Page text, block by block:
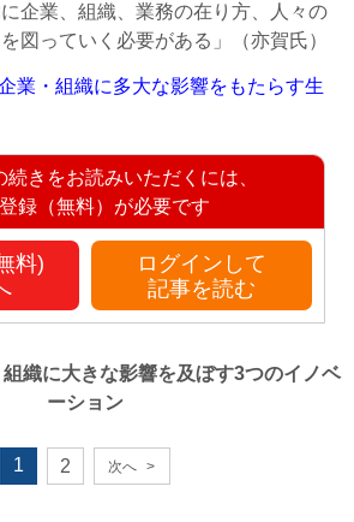
企業、組織、業務の在り方、人々の
図っていく必要がある」（亦賀氏）
業・組織に多大な影響をもたらす生
続きをお読みいただくには、
録（無料）が必要です
料)
ログインして
記事を読む
織に大きな影響を及ぼす3つのイノベ
ーション
1 2 次へ >